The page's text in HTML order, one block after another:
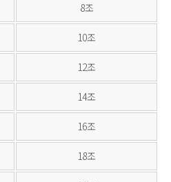
8조
10조
12조
14조
16조
18조